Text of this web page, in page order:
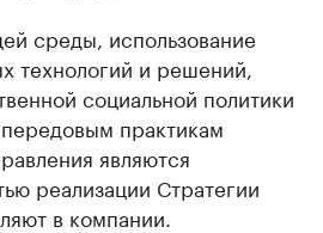
среды, использование
технологий и решений,
социальной политики
практикам
являются
реализации Стратегии
в компании.